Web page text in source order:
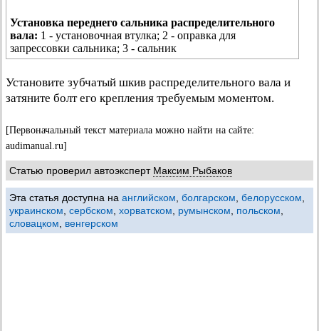
Установка переднего сальника распределительного
вала: 1 - установочная втулка; 2 - оправка для
запрессовки сальника; 3 - сальник
Установите зубчатый шкив распределительного вала и
затяните болт его крепления требуемым моментом.
[Первоначальный текст материала можно найти на сайте:
audimanual.ru]
Статью проверил автоэксперт Максим Рыбаков
Эта статья доступна на английском болгарском белорусском
украинском сербском хорватском румынском польском
словацком
венгерском